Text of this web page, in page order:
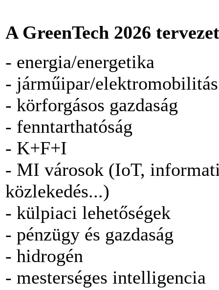
A GreenTech 2026
- energia/energetika
- járműipar/elektromobilitás
- körforgásos gazdaság
- fenntarthatóság
- K+F+I
- MI városok (IoT,
közlekedés...)
- külpiaci lehetőségek
- pénzügy és gazdaság
- hidrogén
- mesterséges intelligencia